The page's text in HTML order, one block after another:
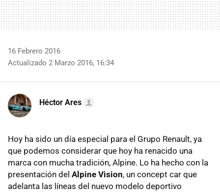
16 Febrero 2016
Actualizado 2 Marzo 2016, 16:34
Héctor Ares
Hoy ha sido un día especial para el Grupo Renault, ya
que podemos considerar que hoy ha renacido una
marca con mucha tradición, Alpine. Lo ha hecho con la
presentación del Alpine Vision, un concept car que
adelanta las líneas del nuevo modelo deportivo